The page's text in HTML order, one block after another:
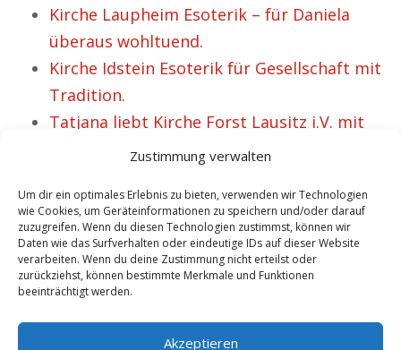
Zustimmung verwalten
Um dir ein optimales Erlebnis zu bieten, verwenden wir Technologien
wie Cookies, um Geräteinformationen zu speichern und/oder darauf
zuzugreifen. Wenn du diesen Technologien zustimmst, können wir
Daten wie das Surfverhalten oder eindeutige IDs auf dieser Website
verarbeiten. Wenn du deine Zustimmung nicht erteilst oder
zurückziehst, können bestimmte Merkmale und Funktionen
beeinträchtigt werden.
Akzeptieren
Kirche Laupheim Esoterik – für Daniela
überaus wohltuend.
Kirche Idstein Esoterik für Gesellschaft mit
Tradition.
Tatjana liebt Kirche Forst Lausitz i.V. mit
die freie Entfaltung vieler Menschen.
VORHERIGER ARTIKEL
Warum Kirche Suhl
sowie Esoterik
NÄCHSTER ARTIKEL
für Kirche Sulingen